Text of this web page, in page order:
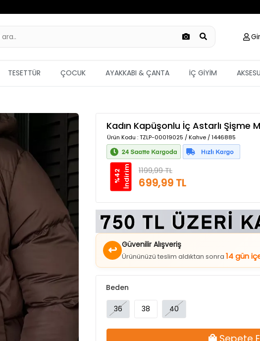
TESETTÜR ÇOCUK AYAKKABI & ÇANTA İÇ GİYİM
Kadın Kapüşonlu İç Astarlı Şişme
Ürün Kodu : TZLP-00019025 / Kahve / 1446885
%
4
2
İ
n
d
i
r
i m 1199,99 TL
699,99 TL
↩ Güvenilir Alışveriş
Ürününüzü teslim aldıktan sonra14 gün
36